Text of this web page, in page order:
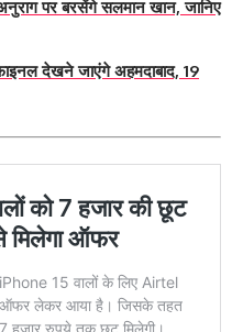
पर बरसेंगे सलमान खान, जानिए
देखने जाएंगे अहमदाबाद, 19